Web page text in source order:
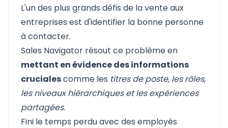
L'un des plus grands défis de la vente aux
entreprises est d'identifier la bonne personne
à contacter.
Sales Navigator résout ce problème en
mettant en évidence des informations
crucialescomme les titres de poste, les rôles,
les niveaux hiérarchiques et les expériences
partagées.
Fini le temps perdu avec des employés